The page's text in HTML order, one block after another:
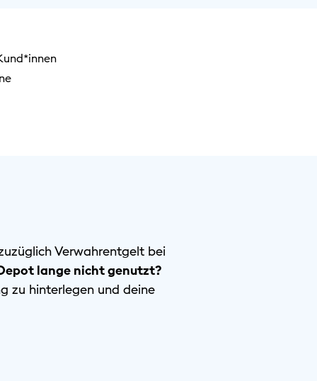
Verwahrentgelt bei
lange nicht genutzt?
zu hinterlegen und deine